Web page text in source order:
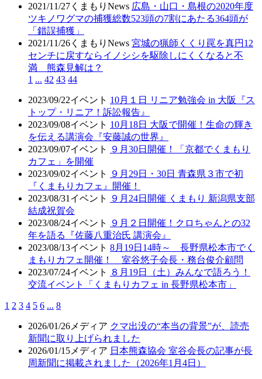
2021/11/27 くまもりNews 広島・山口・島根の2020年度
ツキノワグマの捕獲総数523頭の7割にあたる364頭が
「錯誤捕獲」
2021/11/26 くまもりNews 宮城の猟師くくり罠を真円12
センチに戻すならイノシシを駆除しにくくなると不
満 熊森見解は？
1 ... 42 43 44
2023/09/22イベント 10月１日 リニア勉強会 in 大阪『ス
トップ・リニア！訴訟報告』
2023/09/08イベント 10月18日 大阪で開催！生命の輝き
を伝える講演会『安藤誠の世界』
2023/09/07イベント
９月30日開催！「京都でくまもり
カフェ」を開催
2023/09/02イベント
９月29日・30日 青森県３市で初
『くまもりカフェ』開催！
2023/08/31 イベント
９月24日開催 くまもり 新潟県支部
結成祝賀会
2023/08/24イベント
９月２日開催！クロちゃんとの32
年を語る『佐藤八重治氏 講演会』
2023/08/13イベント 8月19日14時～ 長野県松本市でく
まもりカフェ開催！ 室谷悠子会長・務台俊介顧問
2023/07/24イベント
８月19日（土）みんなで語ろう！
交流イベント「くまもりカフェ in 長野県松本市」
1 2 3 4 5 6 ... 8
2026/01/26 メディア クマ出没の“本当の背景”が、読売
新聞に取り上げられました
2026/01/15 メディア 日本熊森協会 室谷会長の記事が長
周新聞に掲載されました（2026年1月4日）